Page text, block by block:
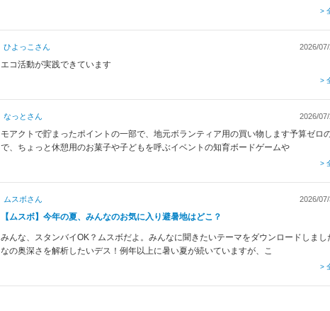
>
ひよっこ さん 2026/
エコ活動が実践できています
>
なっと さん 2026/
モアクトで貯まったポイントの一部で、地元ボランティア用の買い物します予算ゼロ
で、ちょっと休憩用のお菓子や子どもを呼ぶイベントの知育ボードゲームや
>
ムスボさん 2026/
【ムスボ】今年の夏、みんなのお気に入り避暑地はどこ？
みんな、スタンバイOK？ムスボだよ。みんなに聞きたいテーマをダウンロードしまし
なの奥深さを解析したいデス！例年以上に暑い夏が続いていますが、こ
>